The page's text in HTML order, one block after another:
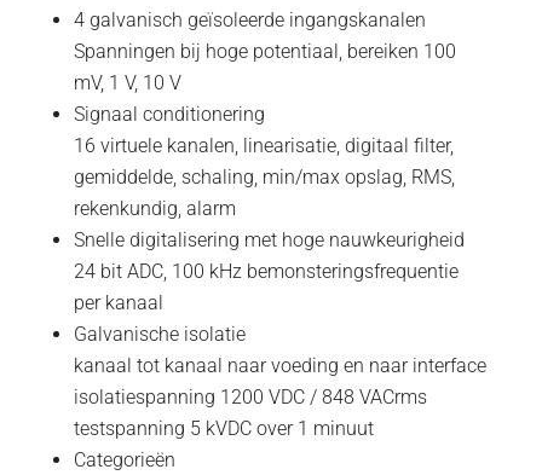
4 galvanisch geïsoleerde ingangskanalen
Spanningen bij hoge potentiaal, bereiken 100
mV, 1 V, 10 V
Signaal conditionering
16 virtuele kanalen, linearisatie, digitaal filter,
gemiddelde, schaling, min/max opslag, RMS,
rekenkundig, alarm
Snelle digitalisering met hoge nauwkeurigheid
24 bit ADC, 100 kHz bemonsteringsfrequentie
per kanaal
Galvanische isolatie
kanaal tot kanaal naar voeding en naar interface
isolatiespanning 1200 VDC / 848 VACrms
testspanning 5 kVDC over 1 minuut
Categorieën